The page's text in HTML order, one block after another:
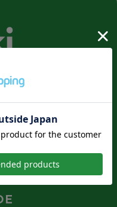
ビュー一覧